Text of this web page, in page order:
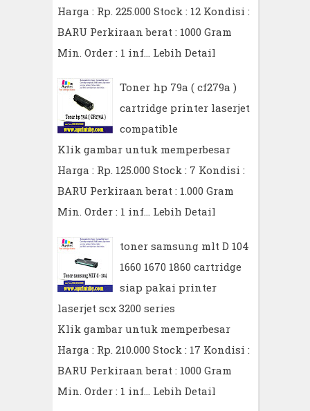
Harga : Rp. 225.000 Stock : 12 Kondisi :
BARU Perkiraan berat : 1000 Gram
Min. Order : 1 inf…
Lebih Detail
Toner hp 79a ( cf279a )
cartridge printer laserjet
compatible
Klik gambar untuk memperbesar
Harga : Rp. 125.000 Stock : 7 Kondisi :
BARU Perkiraan berat : 1.000 Gram
Min. Order : 1 inf…
Lebih Detail
toner samsung mlt D 104
1660 1670 1860 cartridge
siap pakai printer
laserjet scx 3200 series
Klik gambar untuk memperbesar
Harga : Rp. 210.000 Stock : 17 Kondisi :
BARU Perkiraan berat : 1000 Gram
Min. Order : 1 inf…
Lebih Detail